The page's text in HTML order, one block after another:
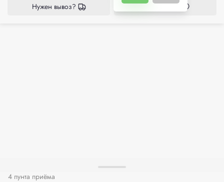
Нужен вывоз? Все приёмки
4 пунта приёма